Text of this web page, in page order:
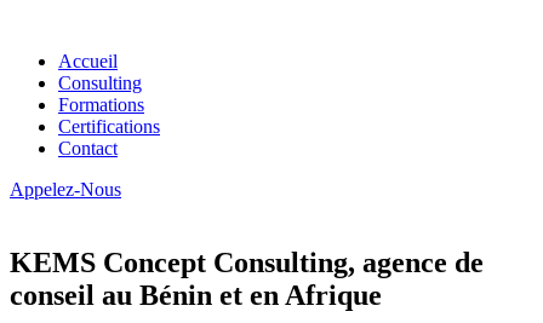
Accueil
Consulting
Formations
Certifications
Contact
Appelez-Nous
KEMS Concept Consulting, agence de
conseil au Bénin et en Afrique